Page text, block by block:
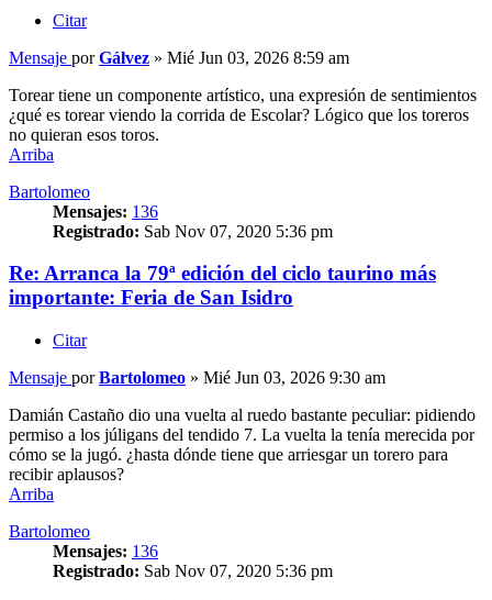
Citar
Mensaje porGálvez » Mié Jun 03, 2026 8:59 am
Torear tiene un componente artístico, una expresión de sentimientos
¿qué es torear viendo la corrida de Escolar? Lógico que los toreros
no quieran esos toros.
Arriba
Bartolomeo
Mensajes: 136
Registrado: Sab Nov 07, 2020 5:36 pm
Re: Arranca la 79ª edición del ciclo taurino más
importante: Feria de San Isidro
Citar
Mensaje porBartolomeo » Mié Jun 03, 2026 9:30 am
Damián Castaño dio una vuelta al ruedo bastante peculiar: pidiendo
permiso a los júligans del tendido 7. La vuelta la tenía merecida por
cómo se la jugó. ¿hasta dónde tiene que arriesgar un torero para
recibir aplausos?
Arriba
Bartolomeo
Mensajes: 136
Registrado: Sab Nov 07, 2020 5:36 pm